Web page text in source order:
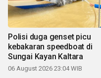
Polisi duga genset picu
kebakaran speedboat di
Sungai Kayan Kaltara
06 August 2026 23:04 WIB